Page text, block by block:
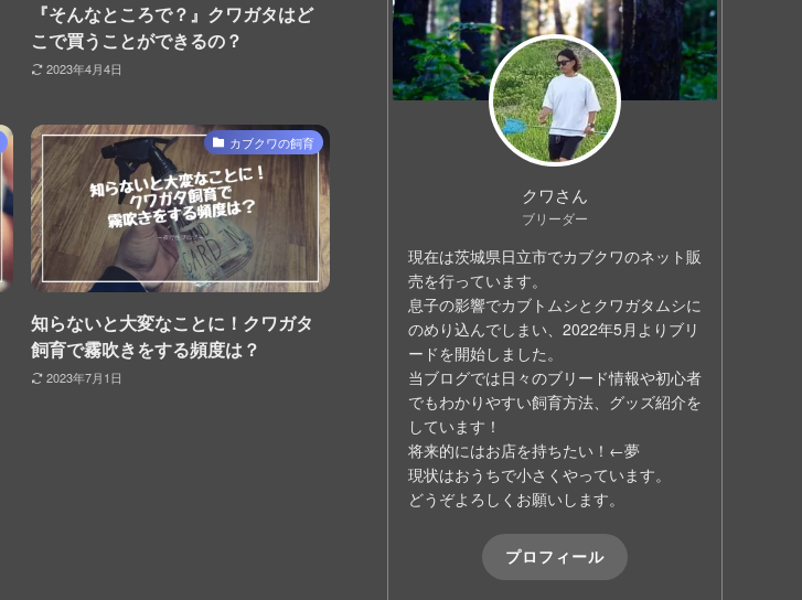
『そんなところで？』クワガタはど
こで買うことができるの？
2023年4月4日
カブクワの飼育
知らないと大変なことに！クワガタ
飼育で霧吹きをする頻度は？
2023年7月1日
クワさん
ブリーダー
現在は茨城県日立市でカブクワのネット販
売を行っています。
息子の影響でカブトムシとクワガタムシに
のめり込んでしまい、2022年5月よりブリ
ードを開始しました。
当ブログでは日々のブリード情報や初心者
でもわかりやすい飼育方法、グッズ紹介を
しています！
将来的にはお店を持ちたい！←夢
現状はおうちで小さくやっています。
どうぞよろしくお願いします。
プロフィール